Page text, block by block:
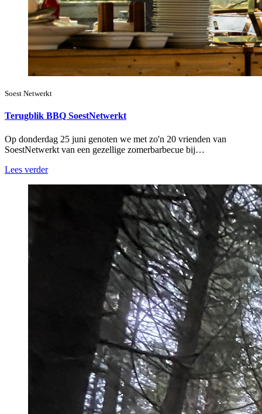
Soest Netwerkt
Terugblik BBQ SoestNetwerkt
Op donderdag 25 juni genoten we met zo'n 20 vrienden van
SoestNetwerkt van een gezellige zomerbarbecue bij…
Lees verder